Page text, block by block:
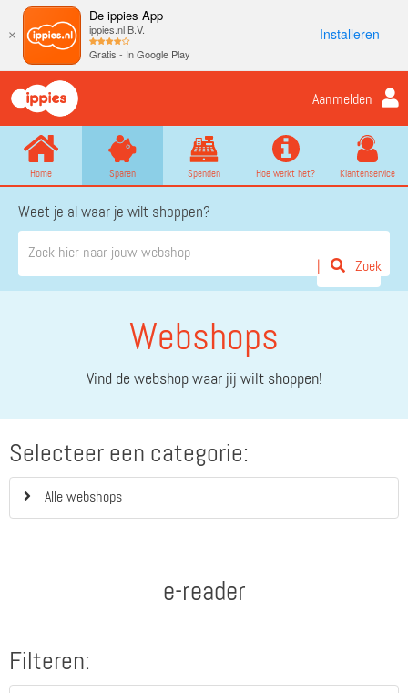
×
De ippies App
ippies.nl B.V.
Gratis - In Google Play
Installeren
Aanmelden
Home Sparen Spenden Hoe werkt het? Klantenservice
Weet je al waar je wilt shoppen?
Zoek
Webshops
Vind de webshop waar jij wilt shoppen!
Selecteer een categorie:
Alle webshops
e-reader
Filteren: